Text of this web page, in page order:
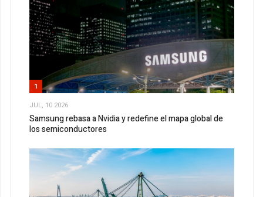
1
JUL, 10 2026
Samsung rebasa a Nvidia y redefine el mapa global de
los semiconductores